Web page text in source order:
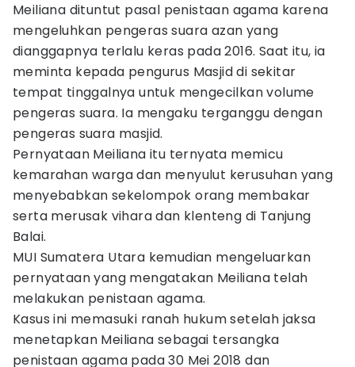
Meiliana dituntut pasal penistaan agama karena
mengeluhkan pengeras suara azan yang
dianggapnya terlalu keras pada 2016. Saat itu, ia
meminta kepada pengurus Masjid di sekitar
tempat tinggalnya untuk mengecilkan volume
pengeras suara. Ia mengaku terganggu dengan
pengeras suara masjid.
Pernyataan Meiliana itu ternyata memicu
kemarahan warga dan menyulut kerusuhan yang
menyebabkan sekelompok orang membakar
serta merusak vihara dan klenteng di Tanjung
Balai.
MUI Sumatera Utara kemudian mengeluarkan
pernyataan yang mengatakan Meiliana telah
melakukan penistaan agama.
Kasus ini memasuki ranah hukum setelah jaksa
menetapkan Meiliana sebagai tersangka
penistaan agama pada 30 Mei 2018 dan